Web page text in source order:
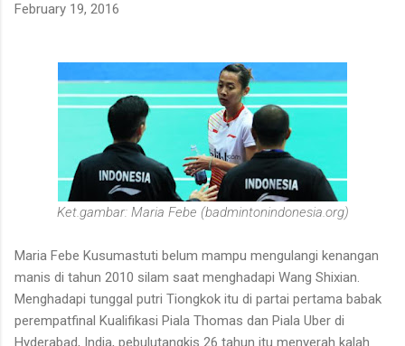
February 19, 2016
Ket.gambar: Maria Febe (badmintonindonesia.org)
Maria Febe Kusumastuti belum mampu mengulangi kenangan
manis di tahun 2010 silam saat menghadapi Wang Shixian.
Menghadapi tunggal putri Tiongkok itu di partai pertama babak
perempatfinal Kualifikasi Piala Thomas dan Piala Uber di
Hyderabad, India, pebulutangkis 26 tahun itu menyerah kalah